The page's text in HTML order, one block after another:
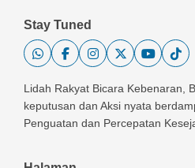
Stay Tuned
Lidah Rakyat Bicara Kebenaran,
keputusan dan Aksi nyata
Penguatan dan Percepatan